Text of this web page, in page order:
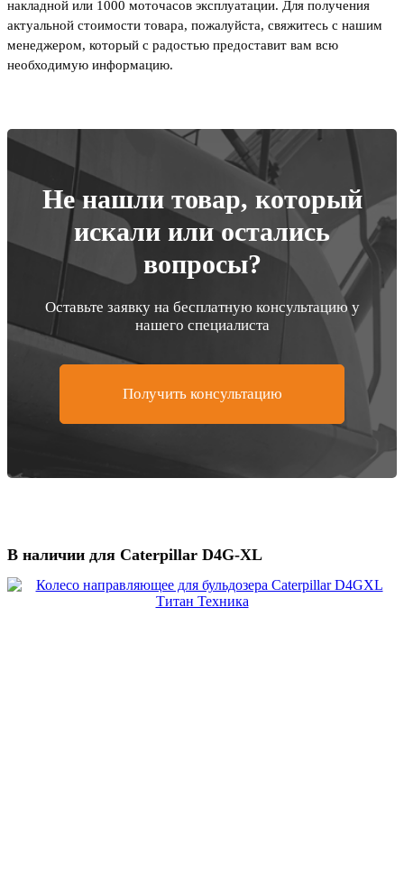
накладной или 1000 моточасов эксплуатации. Для получения
актуальной стоимости товара, пожалуйста, свяжитесь с нашим
менеджером, который с радостью предоставит вам всю
необходимую информацию.
Не нашли товар, который
искали или остались
вопросы?
Оставьте заявку на бесплатную консультацию у
нашего специалиста
Получить консультацию
В наличии для Caterpillar D4G-XL